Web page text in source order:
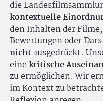
die
kontextuelle
den Inhalten der
Bewertungen oder
nichtausgedrückt.
einekritische
zu ermöglichen. Wir
im Kontext zu